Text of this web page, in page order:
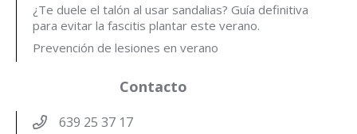
¿Te duele el talón al usar sandalias? Guía definitiva
para evitar la fascitis plantar este verano.
Prevención de lesiones en verano
Contacto
639 25 37 17